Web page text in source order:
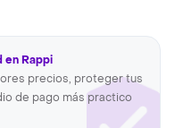
en Rappi
precios, proteger tus
de pago más practico